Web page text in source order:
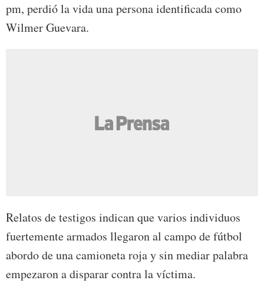
pm, perdió la vida una persona identificada como
Wilmer Guevara.
Relatos de testigos indican que varios individuos
fuertemente armados llegaron al campo de fútbol
abordo de una camioneta roja y sin mediar palabra
empezaron a disparar contra la víctima.